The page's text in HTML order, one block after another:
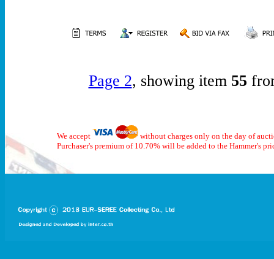
Page 2, showing item 55
We accept
without charges only on the day of
Purchaser's premium of 10.70% will be added to the Hammer's